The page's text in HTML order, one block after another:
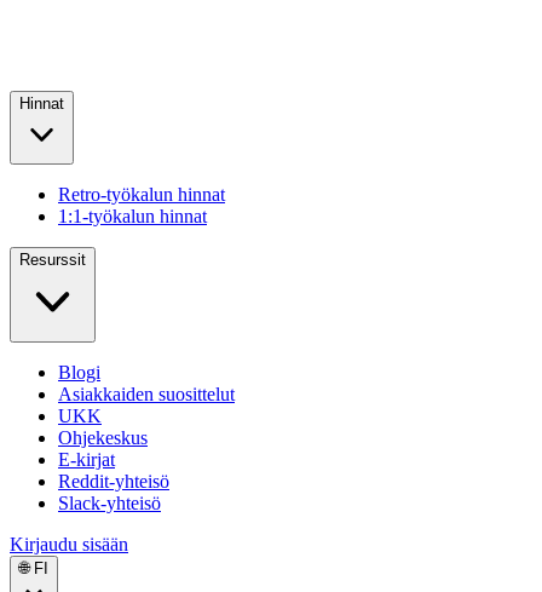
Hinnat
Retro-työkalun hinnat
1:1-työkalun hinnat
Resurssit
Blogi
Asiakkaiden suosittelut
UKK
Ohjekeskus
E-kirjat
Reddit-yhteisö
Slack-yhteisö
Kirjaudu sisään
🌐 FI